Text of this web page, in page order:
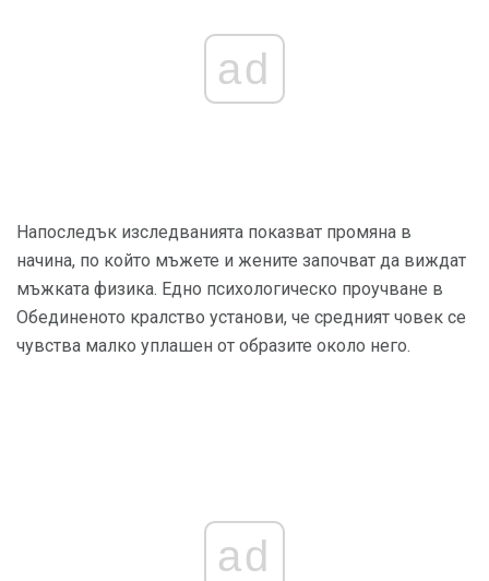
ad
Напоследък изследванията показват промяна в
начина, по който мъжете и жените започват да виждат
мъжката физика. Едно психологическо проучване в
Обединеното кралство установи, че средният човек се
чувства малко уплашен от образите около него.
ad